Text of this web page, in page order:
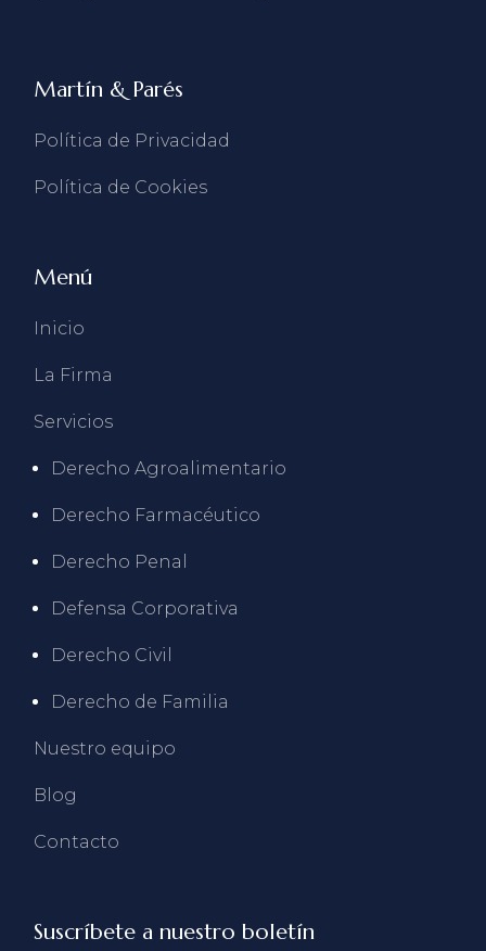
Martín & Parés
Política de Privacidad
Política de Cookies
Menú
Inicio
La Firma
Servicios
Derecho Agroalimentario
Derecho Farmacéutico
Derecho Penal
Defensa Corporativa
Derecho Civil
Derecho de Familia
Nuestro equipo
Blog
Contacto
Suscríbete a nuestro boletín